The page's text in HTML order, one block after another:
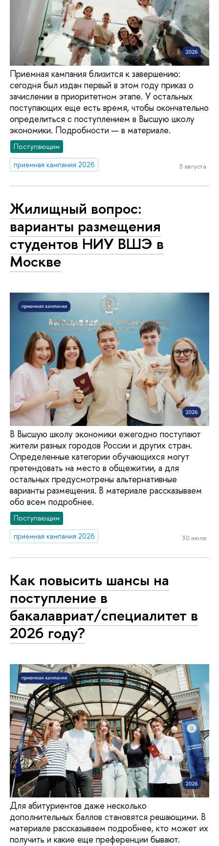
Приемная кампания близится к завершению:
сегодня был издан первый в этом году приказ о
зачислении в приоритетном этапе. У остальных
поступающих еще есть время, чтобы окончательно
определиться с поступлением в Высшую школу
экономики. Подробности — в материале.
Поступающим
приемная кампания 2026
3 августа
Жилищный вопрос:
варианты размещения
студентов НИУ ВШЭ в
Москве
В Высшую школу экономики ежегодно поступают
жители разных городов России и других стран.
Определенные категории обучающихся могут
претендовать на место в общежитии, а для
остальных предусмотрены альтернативные
варианты размещения. В материале рассказываем
обо всем подробнее.
Поступающим
приемная кампания 2026
30 июля
Как повысить шансы на
поступление в
бакалавриат/специалитет в
2026 году?
Для абитуриентов даже несколько
дополнительных баллов становятся решающими. В
материале рассказываем подробнее, кто может их
получить и какие еще преференции бывают.